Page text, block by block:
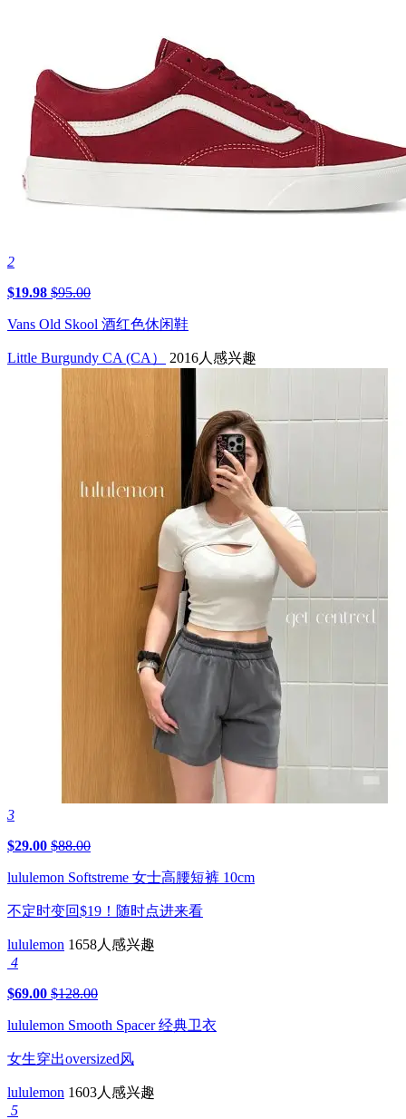
2
$19.98 $95.00
Vans Old Skool 酒红色休闲鞋
Little Burgundy CA (CA） 2016人感兴趣
3
$29.00 $88.00
lululemon Softstreme 女士高腰短裤 10cm
不定时变回$19！随时点进来看
lululemon 1658人感兴趣
4
$69.00 $128.00
lululemon Smooth Spacer 经典卫衣
女生穿出oversized风
lululemon 1603人感兴趣
5